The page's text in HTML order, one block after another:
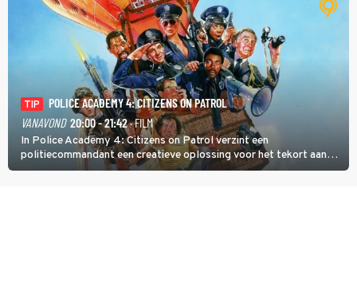
TIP
POLICE ACADEMY 4: CITIZENS ON PATROL
VANAVOND 20:00 - 21:42· FILM
In Police Academy 4: Citizens on Patrol verzint een
politiecommandant een creatieve oplossing voor het tekort aan
agenten.